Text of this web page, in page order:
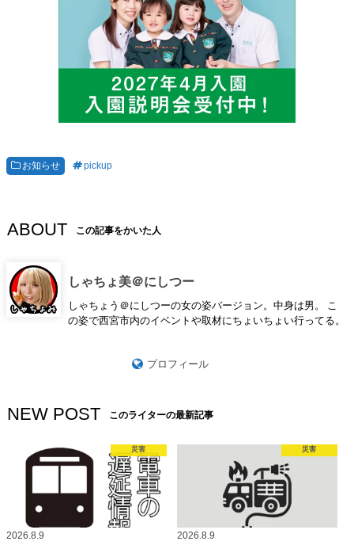
お知らせ pickup
ABOUT この記事をかいた人
しゃちょ美＠にしつー
しゃちょう＠にしつーの女の姿バージョン。中身は男。 こ
の姿で西宮市内のイベントや取材にちょいちょい行ってる。
プロフィール
NEW POST このライターの最新記事
災害
2026.8.9
災害
2026.8.9